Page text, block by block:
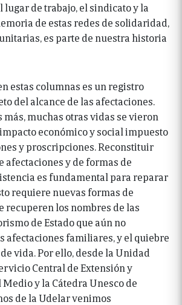
lugar de trabajo, el sindicato y la
de estas redes de solidaridad,
es parte de nuestra historia
estas columnas es un registro
del alcance de las afectaciones.
muchas otras vidas se vieron
económico y social impuesto
y proscripciones. Reconstituir
afectaciones y de formas de
es fundamental para reparar
requiere nuevas formas de
recuperen los nombres de las
de Estado que aún no
afectaciones familiares, y el quiebre
vida. Por ello, desde la Unidad
Central de Extensión y
y la Cátedra Unesco de
de la Udelar venimos